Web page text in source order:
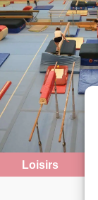
Loisirs